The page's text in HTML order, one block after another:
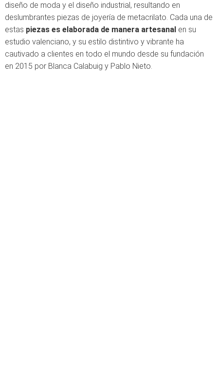
diseño de moda y el diseño industrial, resultando en
deslumbrantes piezas de joyería de metacrilato. Cada una de
estas piezas es elaborada de manera artesanal en su
estudio valenciano, y su estilo distintivo y vibrante ha
cautivado a clientes en todo el mundo desde su fundación
en 2015 por Blanca Calabuig y Pablo Nieto.